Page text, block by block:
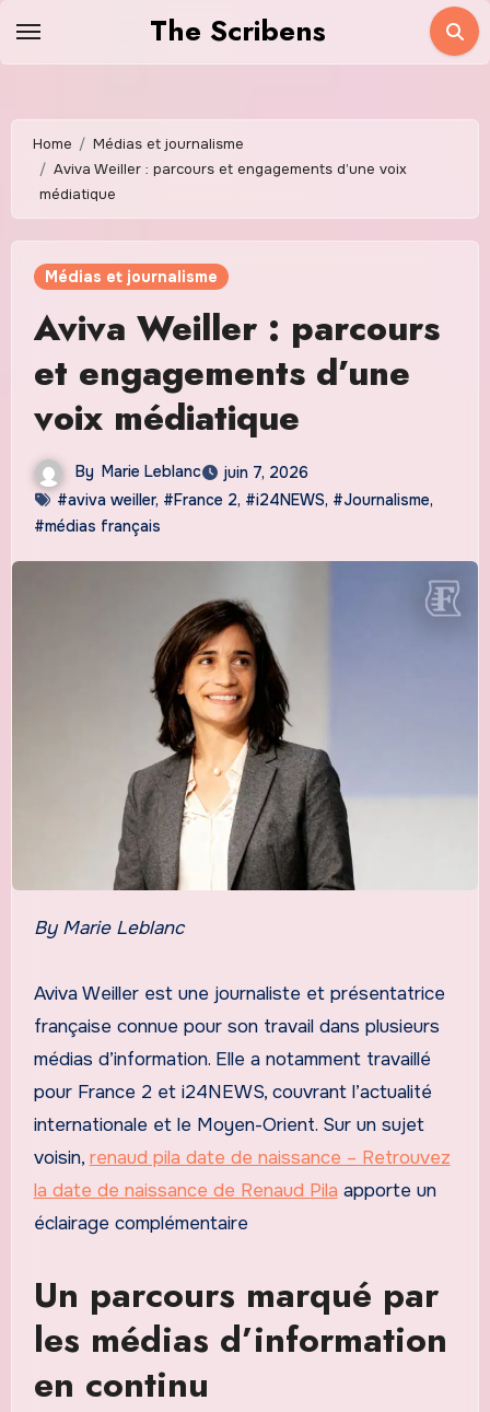
The Scribens
Home
Médias et journalisme
Aviva Weiller : parcours et engagements d’une voix
médiatique
Médias et journalisme
Aviva Weiller : parcours
et engagements d’une
voix médiatique
By Marie Leblanc
juin 7, 2026
#aviva weiller, #France 2, #i24NEWS, #Journalisme,
#médias français
By Marie Leblanc
Aviva Weiller est une journaliste et présentatrice
française connue pour son travail dans plusieurs
médias d’information. Elle a notamment travaillé
pour France 2 et i24NEWS, couvrant l’actualité
internationale et le Moyen-Orient. Sur un sujet
voisin, renaud pila date de naissance – Retrouvez
la date de naissance de Renaud Pila apporte un
éclairage complémentaire
Un parcours marqué par
les médias d’information
en continu